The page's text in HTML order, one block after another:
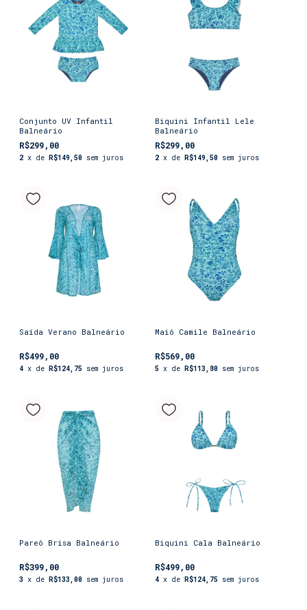
Conjunto UV Infantil
Balneário
R$299,00
2 x de R$149,50 sem juros
Biquini Infantil Lele
Balneário
R$299,00
2 x de R$149,50 sem juros
Saída Verano Balneário
R$499,00
4 x de R$124,75 sem juros
Maiô Camile Balneário
R$569,00
5 x de R$113,80 sem juros
Pareô Brisa Balneário
R$399,00
3 x de R$133,00 sem juros
Biquini Cala Balneário
R$499,00
4 x de R$124,75 sem juros